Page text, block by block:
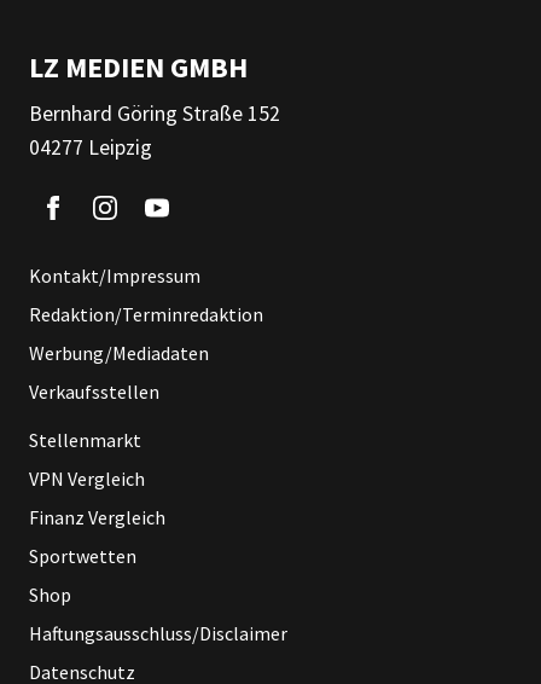
LZ MEDIEN GMBH
Bernhard Göring Straße 152
04277 Leipzig
Kontakt/Impressum
Redaktion/Terminredaktion
Werbung/Mediadaten
Verkaufsstellen
Stellenmarkt
VPN Vergleich
Finanz Vergleich
Sportwetten
Shop
Haftungsausschluss/Disclaimer
Datenschutz